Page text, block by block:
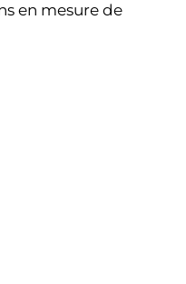
en mesure de